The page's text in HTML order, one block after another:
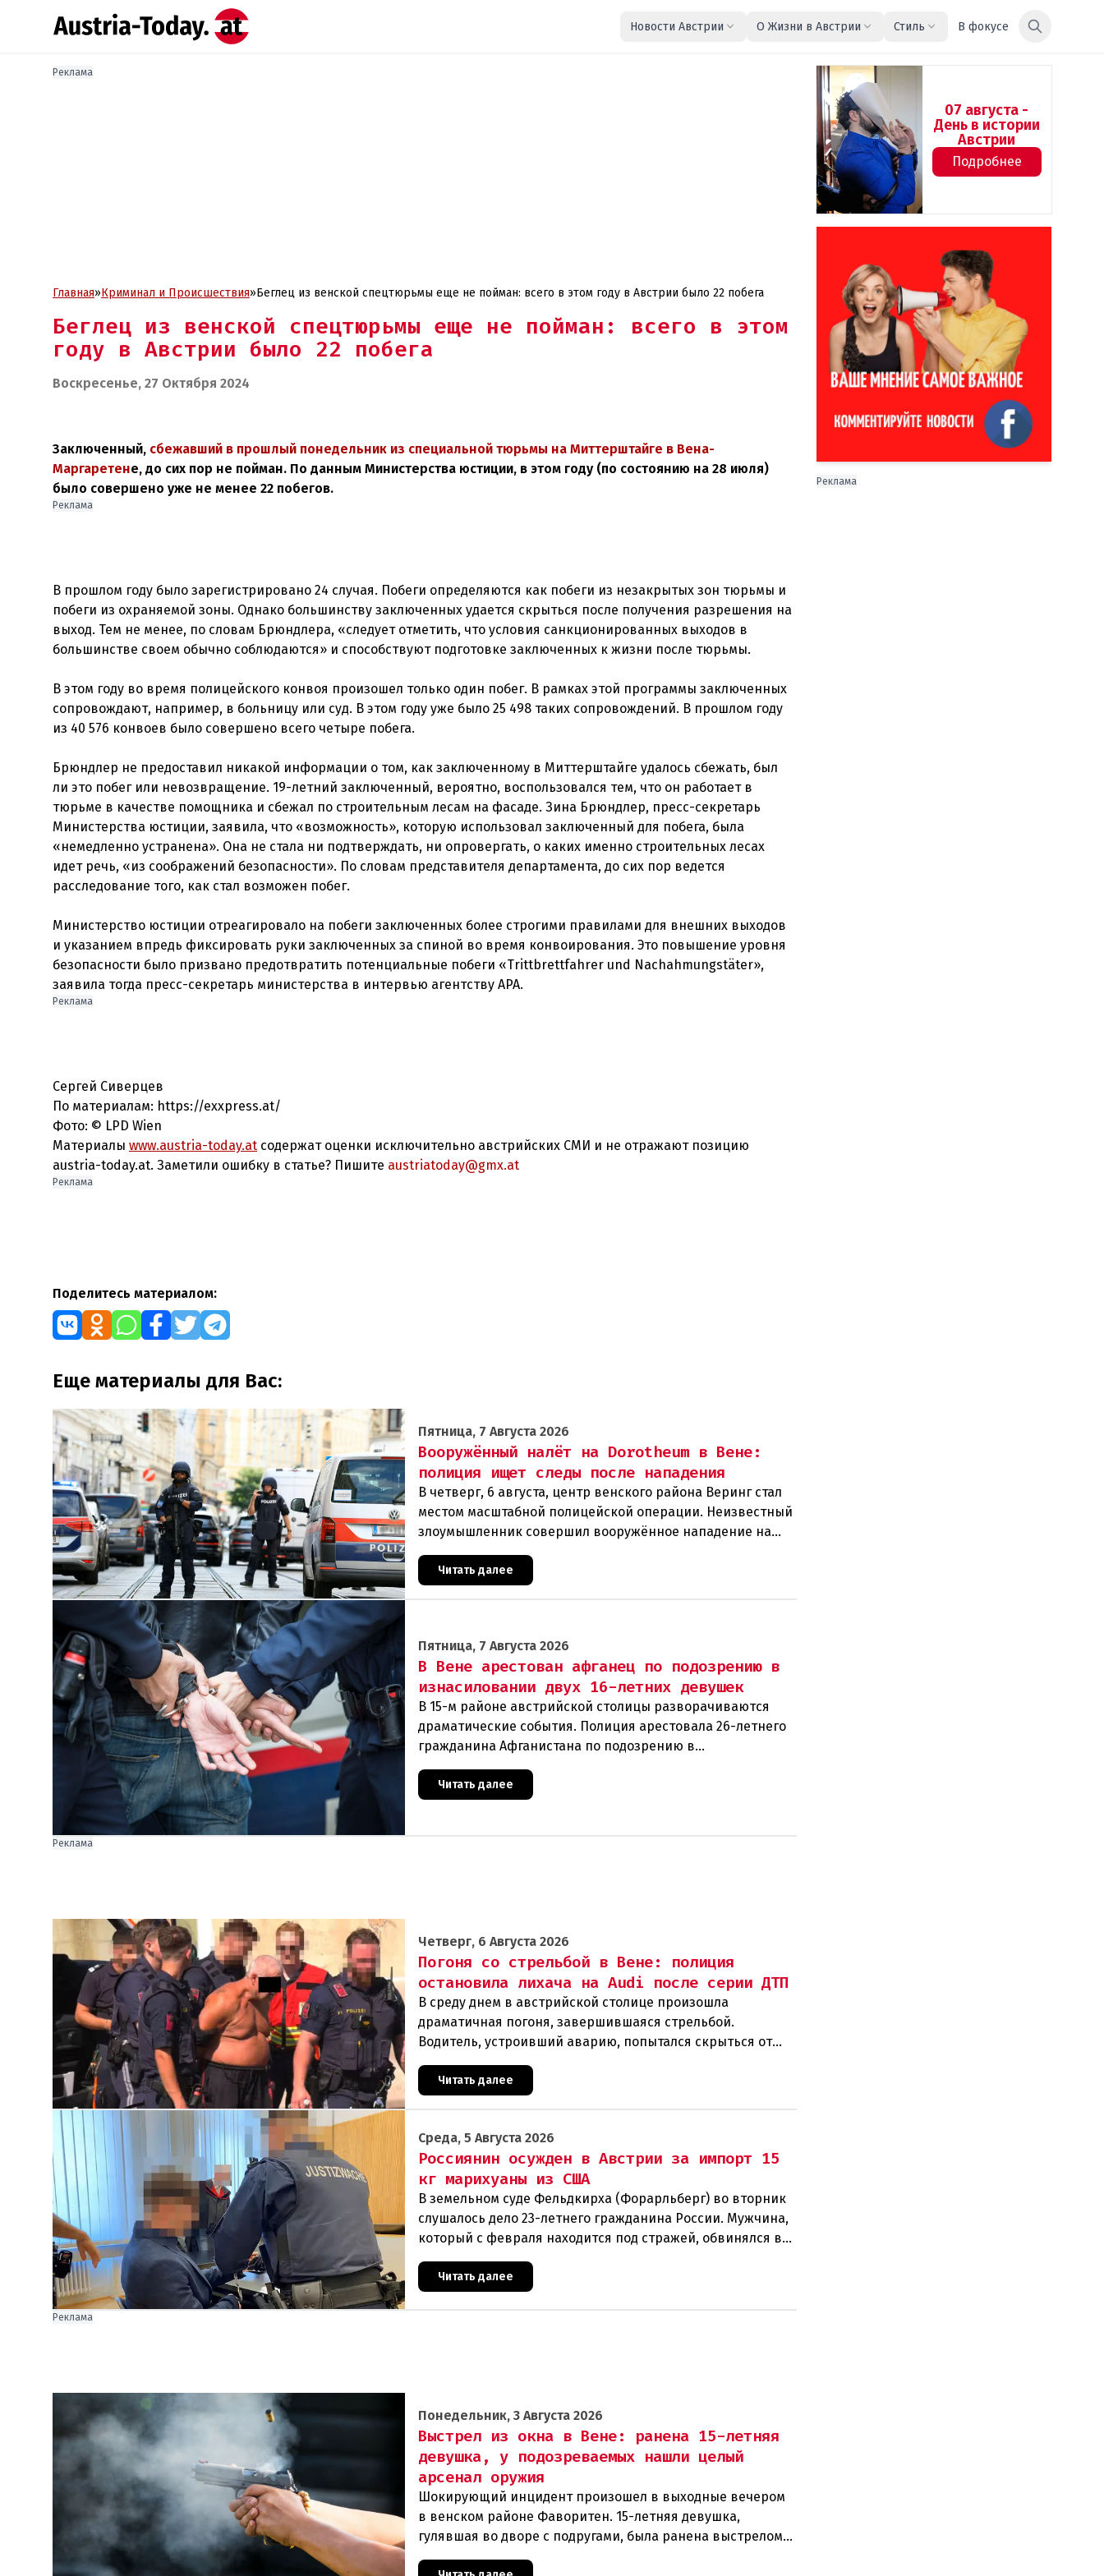
Новости Австрии О Жизни в Австрии Стиль В фокусе
Реклама
Главная»Криминал и Проиcшествия»Беглец из венской спецтюрьмы еще не пойман: всего в этом году в Австрии было 22 побега
Беглец из венской спецтюрьмы еще не пойман: всего в этом
году в Австрии было 22 побега
Воскресенье, 27 Октября 2024
Заключенный, сбежавший в прошлый понедельник из специальной тюрьмы на Миттерштайге в Вена-
Маргаретене, до сих пор не пойман. По данным Министерства юстиции, в этом году (по состоянию на 28 июля)
было совершено уже не менее 22 побегов.
Реклама
В прошлом году было зарегистрировано 24 случая. Побеги определяются как побеги из незакрытых зон тюрьмы и
побеги из охраняемой зоны. Однако большинству заключенных удается скрыться после получения разрешения на
выход. Тем не менее, по словам Брюндлера, «следует отметить, что условия санкционированных выходов в
большинстве своем обычно соблюдаются» и способствуют подготовке заключенных к жизни после тюрьмы.
В этом году во время полицейского конвоя произошел только один побег. В рамках этой программы заключенных
сопровождают, например, в больницу или суд. В этом году уже было 25 498 таких сопровождений. В прошлом году
из 40 576 конвоев было совершено всего четыре побега.
Брюндлер не предоставил никакой информации о том, как заключенному в Миттерштайге удалось сбежать, был
ли это побег или невозвращение. 19-летний заключенный, вероятно, воспользовался тем, что он работает в
тюрьме в качестве помощника и сбежал по строительным лесам на фасаде. Зина Брюндлер, пресс-секретарь
Министерства юстиции, заявила, что «возможность», которую использовал заключенный для побега, была
«немедленно устранена». Она не стала ни подтверждать, ни опровергать, о каких именно строительных лесах
идет речь, «из соображений безопасности». По словам представителя департамента, до сих пор ведется
расследование того, как стал возможен побег.
Министерство юстиции отреагировало на побеги заключенных более строгими правилами для внешних выходов
и указанием впредь фиксировать руки заключенных за спиной во время конвоирования. Это повышение уровня
безопасности было призвано предотвратить потенциальные побеги «Trittbrettfahrer und Nachahmungstäter»,
заявила тогда пресс-секретарь министерства в интервью агентству APA.
Реклама
Сергей Сиверцев
По материалам: https://exxpress.at/
Фото: © LPD Wien
Материалы www.austria-today.at содержат оценки исключительно австрийских СМИ и не отражают позицию
austria-today.at. Заметили ошибку в статье? Пишите austriatoday@gmx.at
Реклама
Поделитесь материалом:
Еще материалы для Вас:
Пятница, 7 Августа 2026
Вооружённый налёт на Dorotheum в Вене:
полиция ищет следы после нападения
В четверг, 6 августа, центр венского района Веринг стал
местом масштабной полицейской операции. Неизвестный
злоумышленник совершил вооружённое нападение на
филиал знаменитого аукционного дома Dorotheu
Читать далее
Пятница, 7 Августа 2026
В Вене арестован афганец по подозрению в
изнасиловании двух 16-летних девушек
В 15-м районе австрийской столицы разворачиваются
драматические события. Полиция арестовала 26-летнего
гражданина Афганистана по подозрению в
задер
Читать далее
Реклама
Четверг, 6 Августа 2026
Погоня со стрельбой в Вене: полиция
остановила лихача на Audi после серии ДТП
В среду днем в австрийской столице произошла
драматичная погоня, завершившаяся стрельбой.
Водитель, устроивший аварию, попытался скрыться от
полиции, спровоцировав несколько новых
столкновений.Что слу
Читать далее
Среда, 5 Августа 2026
Россиянин осужден в Австрии за импорт 15
кг марихуаны из США
В земельном суде Фельдкирха (Форарльберг) во вторник
слушалось дело 23-летнего гражданина России. Мужчина,
который с февраля находится под стражей, обвинялся в
Читать далее
Реклама
Понедельник, 3 Августа 2026
Выстрел из окна в Вене: ранена 15-летняя
девушка, у подозреваемых нашли целый
арсенал оружия
Шокирующий инцидент произошел в выходные вечером
в венском районе Фаворитен. 15-летняя девушка,
гулявшая во дворе с подругами, была ранена выстрелом
из пневматического оружия. Полиция задержала двух п
07 августа -
День в истории
Австрии
Подробнее
Реклама